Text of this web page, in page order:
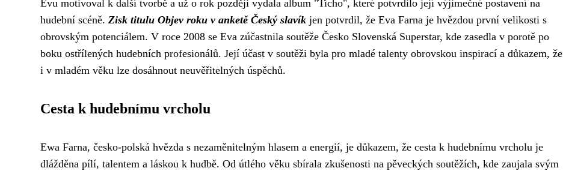
Evu motivoval k další tvorbě a už o rok později vydala album "Ticho", které potvrdilo její výjimečné postavení na
hudební scéně. Zisk titulu Objev roku v anketě Český slavík jen potvrdil, že Eva Farna je hvězdou první velikosti s
obrovským potenciálem. V roce 2008 se Eva zúčastnila soutěže Česko Slovenská Superstar, kde zasedla v porotě po
boku ostřílených hudebních profesionálů. Její účast v soutěži byla pro mladé talenty obrovskou inspirací a důkazem, že
i v mladém věku lze dosáhnout neuvěřitelných úspěchů.
Cesta k hudebnímu vrcholu
Ewa Farna, česko-polská hvězda s nezaměnitelným hlasem a energií, je důkazem, že cesta k hudebnímu vrcholu je
dlážděna pílí, talentem a láskou k hudbě. Od útlého věku sbírala zkušenosti na pěveckých soutěžích, kde zaujala svým